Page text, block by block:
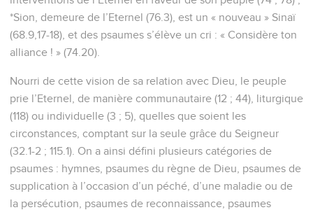
*Sion, demeure de l’Eternel (76.3), est un « nouveau » Sinaï
(68.9,17-18), et des psaumes s’élève un cri : « Considère ton
alliance ! » (74.20).
Nourri de cette vision de sa relation avec Dieu, le peuple
prie l’Eternel, de manière communautaire (12 ; 44), liturgique
(118) ou individuelle (3 ; 5), quelles que soient les
circonstances, comptant sur la seule grâce du Seigneur
(32.1-2 ; 115.1). On a ainsi défini plusieurs catégories de
psaumes : hymnes, psaumes du règne de Dieu, psaumes de
supplication à l’occasion d’un péché, d’une maladie ou de
la persécution, psaumes de reconnaissance, psaumes